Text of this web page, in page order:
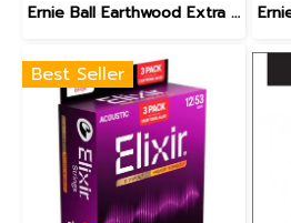
Ernie Ball Earthwood Extra Light 80/20 Bronze Acoustic Guitar Strings, 10-50
Best Seller